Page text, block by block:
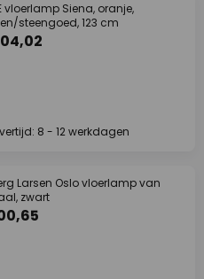
vloerlamp Siena, oranje,
steengoed, 123 cm
8 - 12 werkdagen
Larsen Oslo vloerlamp van
zwart